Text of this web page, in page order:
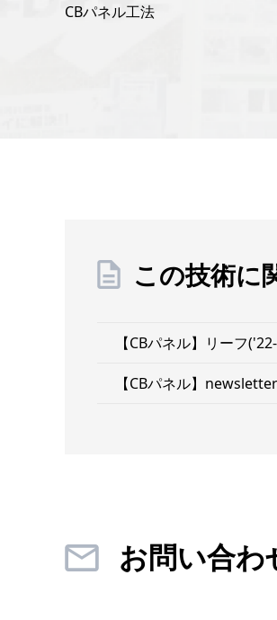
CBパネル工法
この技術に
【CBパネル】リーフ
【CBパネル】
お問い合わ